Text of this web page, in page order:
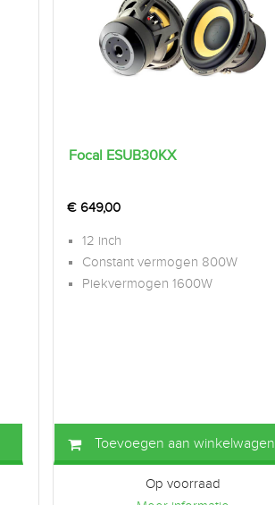
Focal ESUB30KX
€ 649,00
12 inch
Constant vermogen 800W
Piekvermogen 1600W
Toevoegen aan winkelwagen
Op voorraad